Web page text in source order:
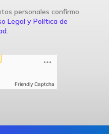
personales confirmo
Legal y Política de
.
Friendly Captcha